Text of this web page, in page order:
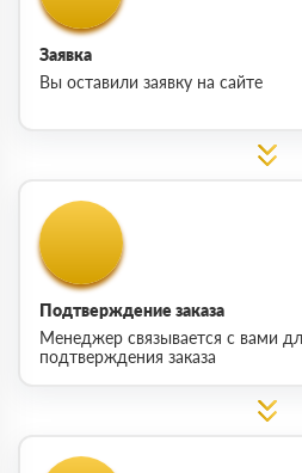
Заявка
Вы оставили заявку на сайте
Подтверждение заказа
Менеджер связывается с вами
подтверждения заказа